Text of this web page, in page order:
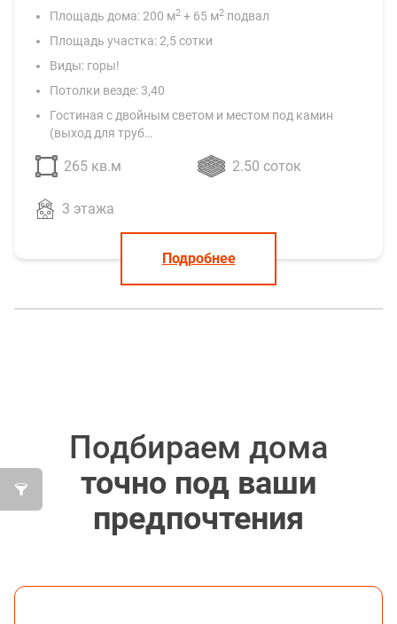
Площадь дома: 200 м2 + 65 м2 подвал
Площадь участка: 2,5 сотки
Виды: горы!
Потолки везде: 3,40
Гостиная с двойным светом и местом под камин
(выход для труб…
265 кв.м 2.50 соток
3 этажа
Подробнее
Подбираем дома
точно под ваши
предпочтения